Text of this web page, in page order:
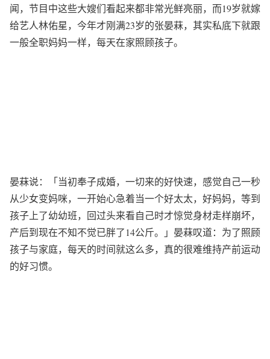
闻，节目中这些大嫂们看起来都非常光鲜亮丽，而19岁就嫁
给艺人林佑星，今年才刚满23岁的张晏菻，其实私底下就跟
一般全职妈妈一样，每天在家照顾孩子。
晏菻说：「当初奉子成婚，一切来的好快速，感觉自己一秒
从少女变妈咪，一开始心急着当一个好太太，好妈妈，等到
孩子上了幼幼班，回过头来看自己时才惊觉身材走样崩坏，
产后到现在不知不觉已胖了14公斤。」晏菻叹道：为了照顾
孩子与家庭，每天的时间就这么多，真的很难维持产前运动
的好习惯。